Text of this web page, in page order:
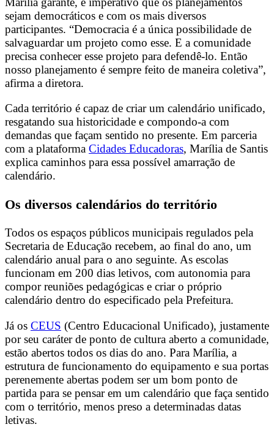
sejam democráticos e com os mais diversos
participantes. “Democracia é a única possibilidade de
salvaguardar um projeto como esse. E a comunidade
precisa conhecer esse projeto para defendê-lo. Então
nosso planejamento é sempre feito de maneira coletiva”,
afirma a diretora.
Cada território é capaz de criar um calendário unificado,
resgatando sua historicidade e compondo-a com
demandas que façam sentido no presente. Em parceria
com a plataforma Cidades Educadoras, Marília de Santis
explica caminhos para essa possível amarração de
calendário.
Os diversos calendários do território
Todos os espaços públicos municipais regulados pela
Secretaria de Educação recebem, ao final do ano, um
calendário anual para o ano seguinte. As escolas
funcionam em 200 dias letivos, com autonomia para
compor reuniões pedagógicas e criar o próprio
calendário dentro do especificado pela Prefeitura.
Já os CEUS (Centro Educacional Unificado), justamente
por seu caráter de ponto de cultura aberto a comunidade,
estão abertos todos os dias do ano. Para Marília, a
estrutura de funcionamento do equipamento e sua portas
perenemente abertas podem ser um bom ponto de
partida para se pensar em um calendário que faça sentido
com o território, menos preso a determinadas datas
letivas.